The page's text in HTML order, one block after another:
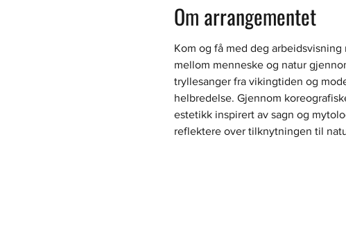
Om arrangementet
Kom og få med deg
mellom menneske og natur
tryllesanger fra vikingtiden og
helbredelse. Gjennom
estetikk inspirert av sagn og
reflektere over tilknytningen til